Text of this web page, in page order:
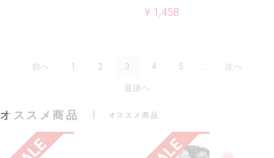
￥1,458
前へ 1 2 3 4 5 ... 次へ
最後へ
オススメ商品 オススメ商品